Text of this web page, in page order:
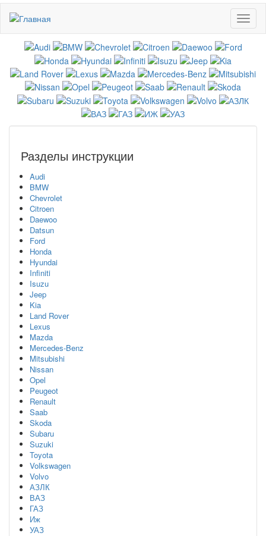
основному
содержанию
Разделы инструкции
Audi
BMW
Chevrolet
Citroen
Daewoo
Datsun
Ford
Honda
Hyundai
Infiniti
Isuzu
Jeep
Kia
Land Rover
Lexus
Mazda
Mercedes-Benz
Mitsubishi
Nissan
Opel
Peugeot
Renault
Saab
Skoda
Subaru
Suzuki
Toyota
Volkswagen
Volvo
АЗЛК
ВАЗ
ГАЗ
Иж
УАЗ